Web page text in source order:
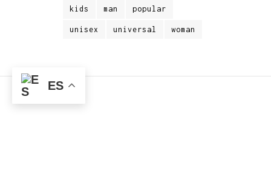
kids man popular
unisex universal woman
ES